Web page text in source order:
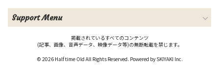
Support Menu
掲載されているすべてのコンテンツ
(記事、画像、音声データ、映像データ等)の無断転載を禁じます。
© 2026 Half time Old All Rights Reserved. Powered by SKIYAKI Inc.